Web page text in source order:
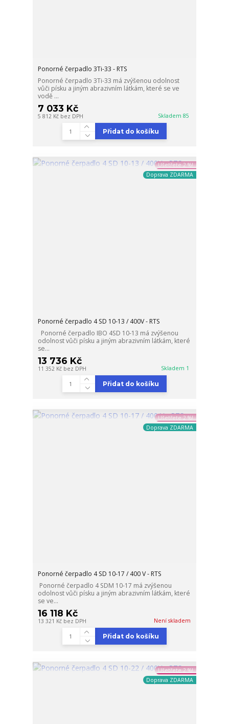
Ponorné čerpadlo 3Ti-33 - RTS
Ponorné čerpadlo 3Ti-33 má zvýšenou odolnost
vůči písku a jiným abrazivním látkám, které se ve
vodě ...
7 033 Kč
5 812 Kč bez DPH Skladem 85
Přidat do košíku
Ušetřete 2 %!
Doprava ZDARMA
Ponorné čerpadlo 4 SD 10-13 / 400V - RTS
Ponorné čerpadlo IBO 4SD 10-13 má zvýšenou
odolnost vůči písku a jiným abrazivním látkám, které
se...
13 736 Kč
11 352 Kč bez DPH Skladem 1
Přidat do košíku
Ušetřete 2 %!
Doprava ZDARMA
Ponorné čerpadlo 4 SD 10-17 / 400 V - RTS
Ponorné čerpadlo 4 SDM 10-17 má zvýšenou
odolnost vůči písku a jiným abrazivním látkám, které
se ve...
16 118 Kč
13 321 Kč bez DPH Není skladem
Přidat do košíku
Ušetřete 2 %!
Doprava ZDARMA